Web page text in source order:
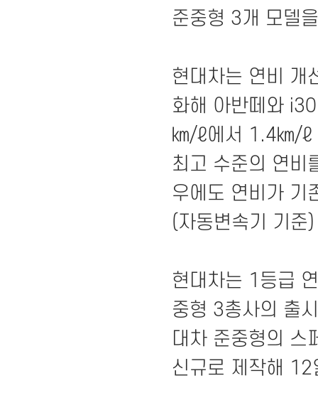
준중형 3개 모델
현대차는 연비 개
화해 아반떼와
㎞/ℓ에서 1.4㎞/ℓ
최고 수준의 연
우에도 연비가
(자동변속기 기준
현대차는 1등급
중형 3총사의 출
대차 준중형의 스
신규로 제작해